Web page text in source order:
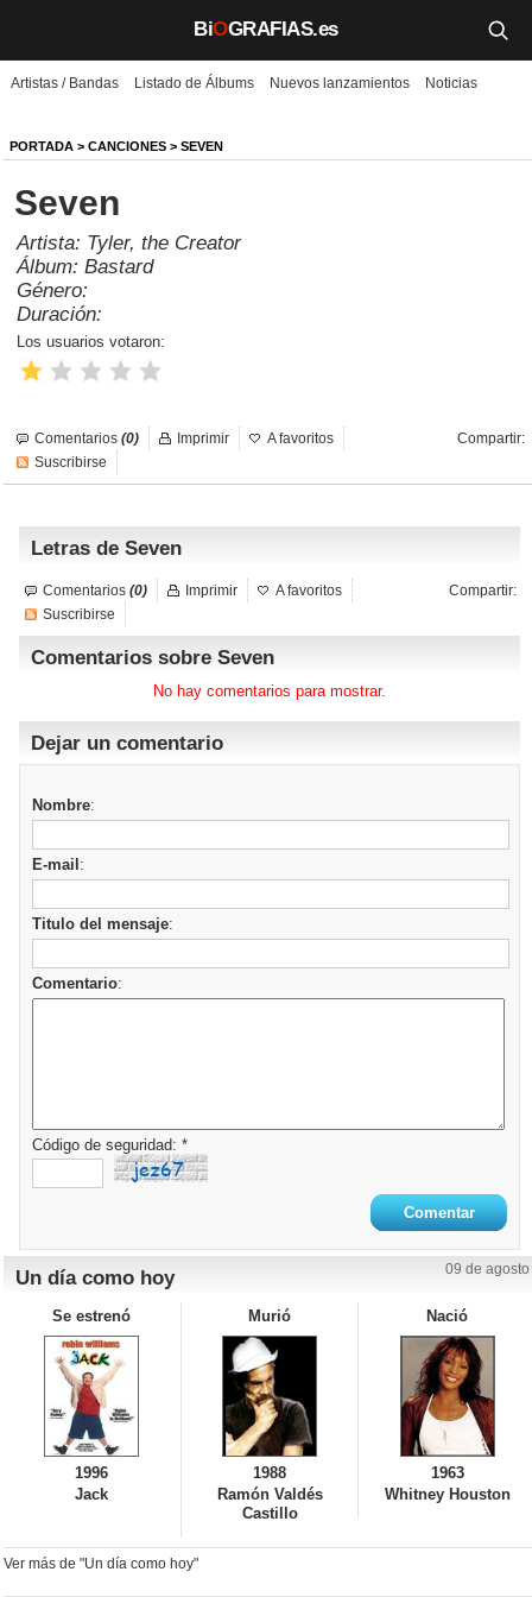
BiOGRAFIAS.es
Biografías
Películas
TV
Música
Un día como hoy
Noticias
Iniciar sesión Crear cuenta
Artistas / Bandas Listado de Álbums Nuevos lanzamientos Noticias
PORTADA > CANCIONES > SEVEN
Seven
Artista: Tyler, the Creator
Álbum: Bastard
Género:
Duración:
Los usuarios votaron:
Comentarios (0) Compartir:
Imprimir
A favoritos
Suscribirse
Letras de Seven
Comentarios (0) Compartir:
Imprimir
A favoritos
Suscribirse
Comentarios sobre Seven
No hay comentarios para mostrar.
Dejar un comentario
Nombre:
E-mail :
Titulo del mensaje:
Comentario:
Código de seguridad: *
Un día como hoy 09 de agosto
Se estrenó
1996
Jack
Murió
1988
Ramón Valdés
Castillo
Nació
1963
Whitney Houston
Ver más de "Un día como hoy"